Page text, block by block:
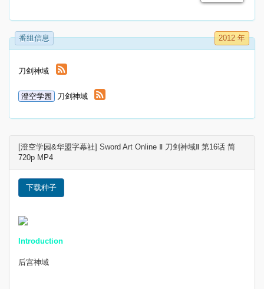
番组信息 2012 年
刀剑神域
澄空学园 刀剑神域
[澄空学园&华盟字幕社] Sword Art Online Ⅱ 刀剑神域Ⅱ 第16话 简
720p MP4
下载种子
Introduction
后宫神域